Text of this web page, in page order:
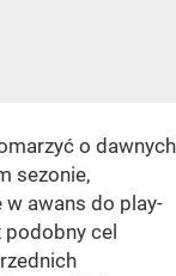
o dawnych
sezonie,
w awans do play-
cel